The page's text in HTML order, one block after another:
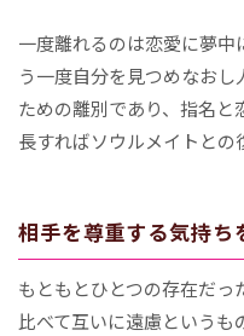
一度離れるのは恋愛に夢中
う一度自分を見つめなお
ための離別であり、指名
長すればソウルメイトとの
相手を尊重する気持ち
もともとひとつの存在だ
比べて互いに遠慮という